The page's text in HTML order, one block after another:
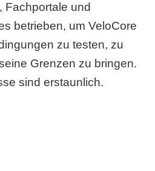
Fachportale und
betrieben, um VeloCore
zu testen, zu
Grenzen zu bringen.
sind erstaunlich.